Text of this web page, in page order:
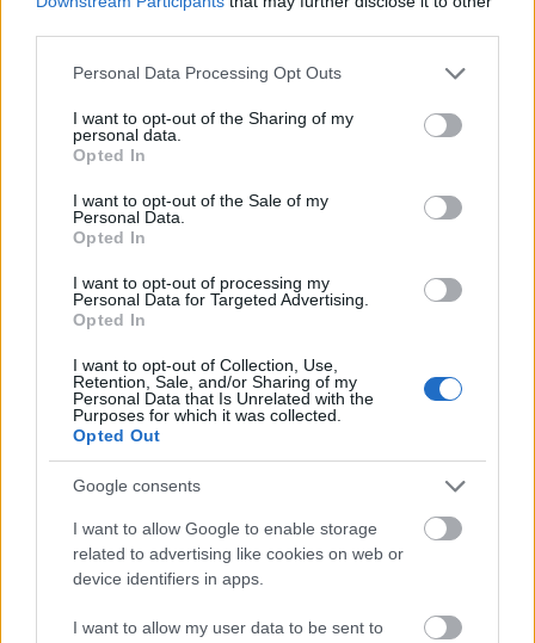
Please note that this website/app uses one or more Google
not limited to your visit or usage behaviour. You may click to
grant or deny consent to Google and its third-party tags to
use your data for below specified purposes in below Google
consent section.
Personal Data Processing Opt Outs
I want to opt-out of the Sharing of my
personal data.
Opted In
I want to opt-out of the Sale of my
Personal Data.
Opted In
I want to opt-out of processing my
Personal Data for Targeted Advertising.
Opted In
I want to opt-out of Collection, Use,
Retention, Sale, and/or Sharing of my
Personal Data that Is Unrelated with the
Purposes for which it was collected.
Opted Out
Google consents
I want to allow Google to enable storage
related to advertising like cookies on web or
device identifiers in apps.
I want to allow my user data to be sent to
ασφάλεια.
Με την κίνηση αυτή, η Ελλάδα επιβεβαιώνει
πρωταγωνιστικό ρόλο όχι μόνο στη διαμόρφωση
των νέων γεωπολιτικών ισορροπιών, αλλά και στη
δημιουργία των θεσμών που θα στηρίξουν διεθνή
ασφάλεια για τις επόμενες δεκαετίες.
Οι ίδιες πηγές επισημαίνουν: «Όταν
δημιουργούνται νέοι θεσμοί, η επιλογή είναι απλή:
είτε κάθεσαι στο τραπέζι όπου λαμβάνονται οι
αποφάσεις, είτε περιμένεις να αποφασίσουν
άλλοι για σένα.Η συμμετοχή από την αρχή δίνει
δικαίωμα συνδιαμόρφωσης της στρατηγικής,
μεγαλύτερη επιρροή στις χρηματοδοτήσεις,
πρόσβαση σε πληροφορία και δίκτυα
συνεργασίας. Η συμμετοχή στη Defense and